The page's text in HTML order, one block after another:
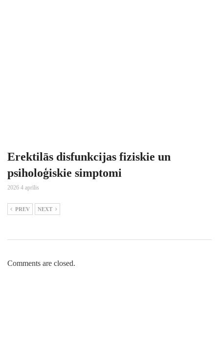
Erektilās disfunkcijas fiziskie un
psiholoģiskie simptomi
2026 4 aprīlis
PREV NEXT
Comments are closed.